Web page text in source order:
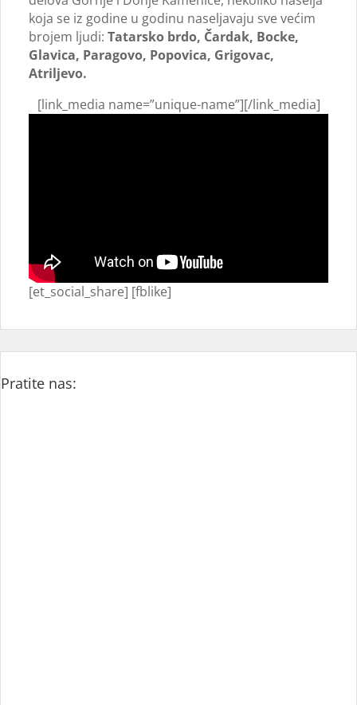
koja se iz godine u godinu naseljavaju sve većim
brojem ljudi: Tatarsko brdo, Čardak, Bocke,
Glavica, Paragovo, Popovica, Grigovac,
Atriljevo.
[link_media name=”unique-name”][/link_media]
[et_social_share] [fblike]
Pratite nas: